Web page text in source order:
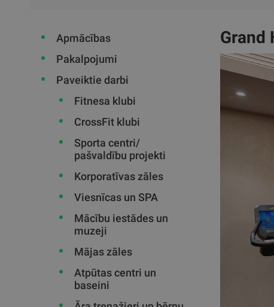
Apmācības
Pakalpojumi
Paveiktie darbi
Fitnesa klubi
CrossFit klubi
Sporta centri/
pašvaldību projekti
Korporatīvas zāles
Viesnīcas un SPA
Mācību iestādes un
muzeji
Mājas zāles
Atpūtas centri un
baseini
Grand